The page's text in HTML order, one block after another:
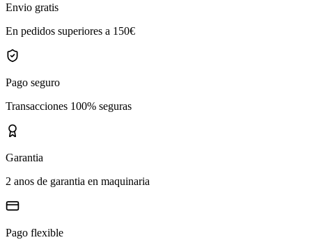
Envio gratis
En pedidos superiores a 150€
Pago seguro
Transacciones 100% seguras
Garantia
2 anos de garantia en maquinaria
Pago flexible